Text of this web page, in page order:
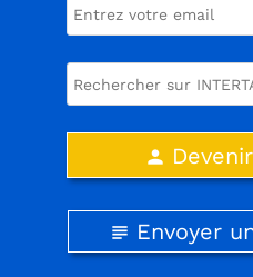
person
subject Envoyer